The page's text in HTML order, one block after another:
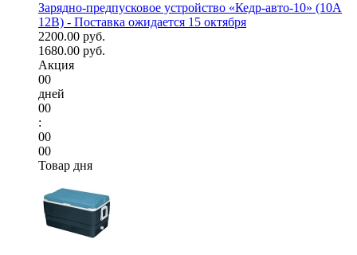
Зарядно-предпусковое устройство «Кедр-авто-10» (10A
12В) - Поставка ожидается 15 октября
2200.00 руб.
1680.00 руб.
Акция
00
дней
00
:
00
00
Товар дня